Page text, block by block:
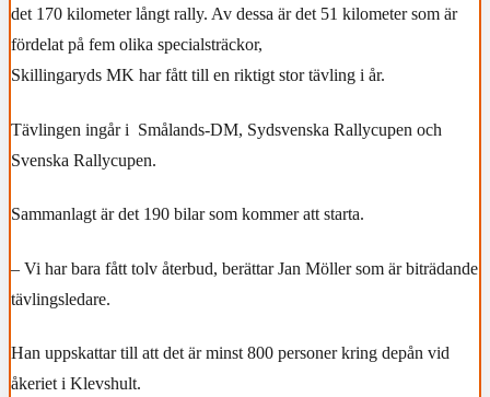
det 170 kilometer långt rally. Av dessa är det 51 kilometer som är
fördelat på fem olika specialsträckor,
Skillingaryds MK har fått till en riktigt stor tävling i år.
Tävlingen ingår i Smålands-DM, Sydsvenska Rallycupen och
Svenska Rallycupen.
Sammanlagt är det 190 bilar som kommer att starta.
– Vi har bara fått tolv återbud, berättar Jan Möller som är biträdande
tävlingsledare.
Han uppskattar till att det är minst 800 personer kring depån vid
åkeriet i Klevshult.